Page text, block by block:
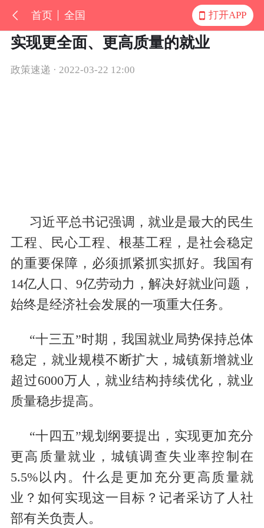
首页 全国 打开APP
实现更全面、更高质量的就业
政策速递 · 2022-03-22 12:00
习近平总书记强调，就业是最大的民生
工程、民心工程、根基工程，是社会稳定
的重要保障，必须抓紧抓实抓好。我国有
14亿人口、9亿劳动力，解决好就业问题，
始终是经济社会发展的一项重大任务。
“十三五”时期，我国就业局势保持总体
稳定，就业规模不断扩大，城镇新增就业
超过6000万人，就业结构持续优化，就业
质量稳步提高。
“十四五”规划纲要提出，实现更加充分
更高质量就业，城镇调查失业率控制在
5.5%以内。什么是更加充分更高质量就
业？如何实现这一目标？记者采访了人社
部有关负责人。